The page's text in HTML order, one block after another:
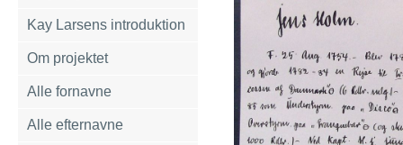
Kay Larsens introduktion
Om projektet
Alle fornavne
Alle efternavne